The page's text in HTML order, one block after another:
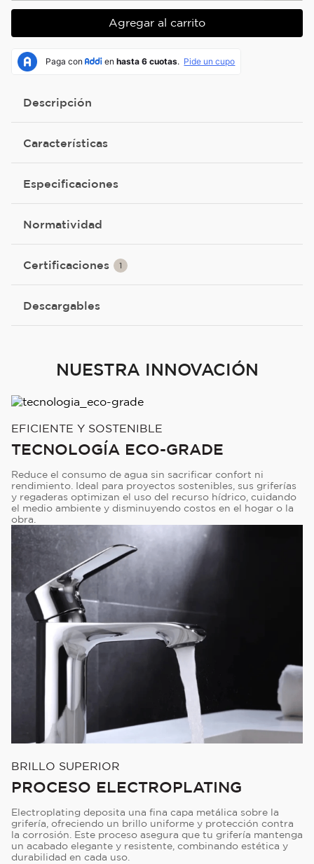
Agregar al carrito
Descripción
Características
Especificaciones
Normatividad
Certificaciones 1
Descargables
NUESTRA INNOVACIÓN
EFICIENTE Y SOSTENIBLE
TECNOLOGÍA ECO-GRADE
Reduce el consumo de agua sin sacrificar confort ni
rendimiento. Ideal para proyectos sostenibles, sus griferías
y regaderas optimizan el uso del recurso hídrico, cuidando
el medio ambiente y disminuyendo costos en el hogar o la
obra.
BRILLO SUPERIOR
PROCESO ELECTROPLATING
Electroplating deposita una fina capa metálica sobre la
grifería, ofreciendo un brillo uniforme y protección contra
la corrosión. Este proceso asegura que tu grifería mantenga
un acabado elegante y resistente, combinando estética y
durabilidad en cada uso.